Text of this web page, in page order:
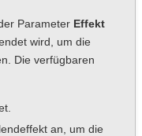
Parameter Effekt
wird, um die
Die verfügbaren
an, um die